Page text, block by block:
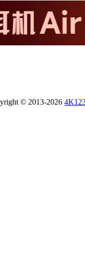
© 2013-2026